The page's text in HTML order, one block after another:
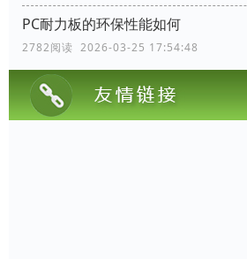
PC耐力板的环保性能如何
2782阅读 2026-03-25 17:54:48